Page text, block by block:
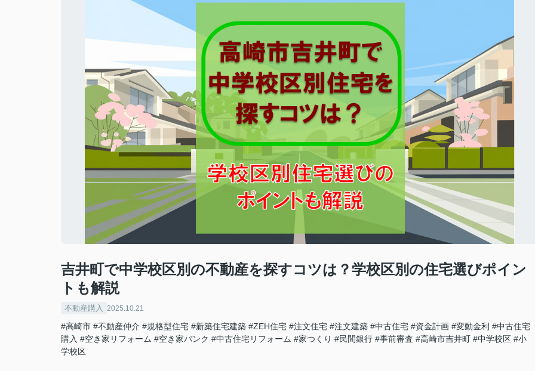
吉井町で中学校区別の不動産を探すコツは？学校区別の住宅選びポイン
トも解説
不動産購入 2025.10.21
#高崎市 #不動産仲介 #規格型住宅 #新築住宅建築 #ZEH住宅 #注文住宅 #注文建築 #中古住宅 #資金計画 #変動金利 #中古住宅
購入 #空き家リフォーム #空き家バンク #中古住宅リフォーム #家つくり #民間銀行 #事前審査 #高崎市吉井町 #中学校区 #小
学校区